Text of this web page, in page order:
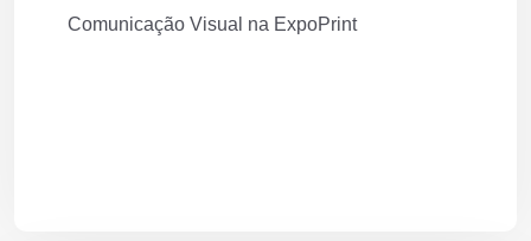
Comunicação Visual na ExpoPrint